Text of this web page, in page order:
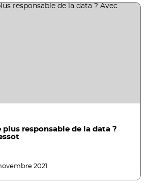
plus responsable de la data ?
2021